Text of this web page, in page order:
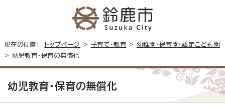
現在の位置： トップページ > 子育て・教育 > 幼稚園・保育園・認定こども園
> 幼児教育・保育の無償化
幼児教育・保育の無償化